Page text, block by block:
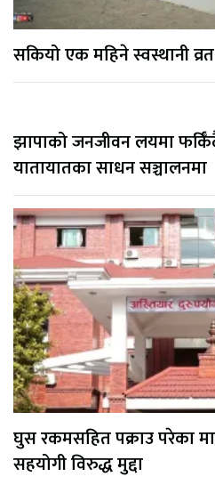
सकियो एक महिने स्वस्थानी व्रत
झापाको जनजीवन लयमा
यातायातका साधन सञ्चालनमा
घुस रकमसहित पक्राउ परेका
सहयोगी विरुद्ध मुद्दा